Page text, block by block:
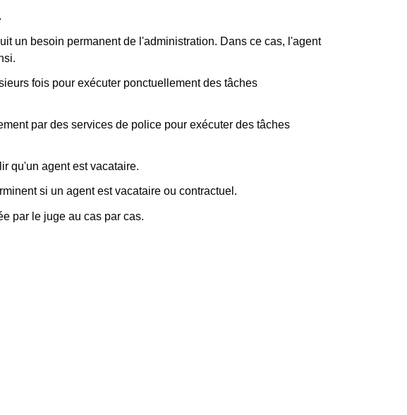
un besoin permanent de l'administration. Dans ce cas, l'agent
fois pour exécuter ponctuellement des tâches
par des services de police pour exécuter des tâches
qu'un agent est vacataire.
si un agent est vacataire ou contractuel.
par le juge au cas par cas.